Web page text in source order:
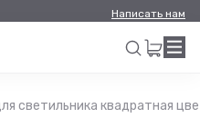
Написать нам
Искать
светильника квадратная